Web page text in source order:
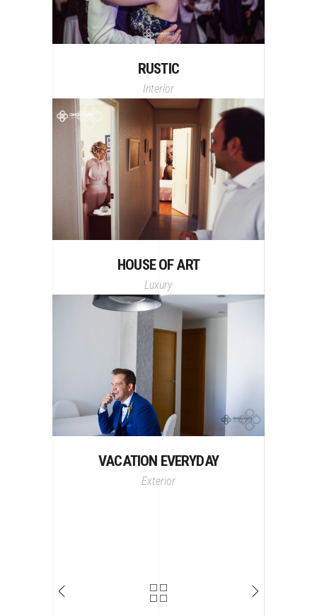
RUSTIC
Interior
HOUSE OF ART
Luxury
VACATION EVERYDAY
Exterior